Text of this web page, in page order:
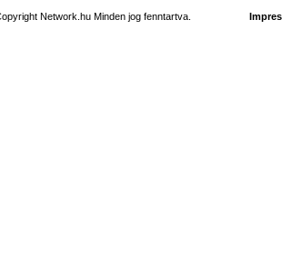
Network.hu Minden jog fenntartva.